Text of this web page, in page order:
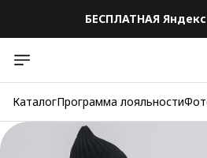
БЕСПЛАТНАЯ
КаталогПрограмма лояльности